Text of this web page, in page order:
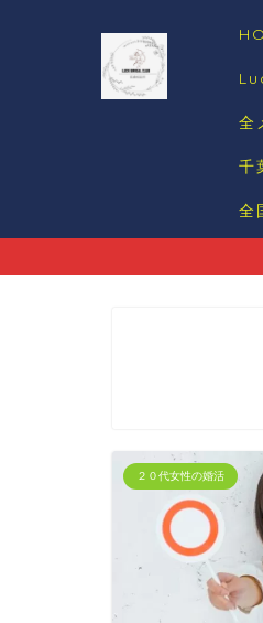
全
千
全
２０代女性の婚活